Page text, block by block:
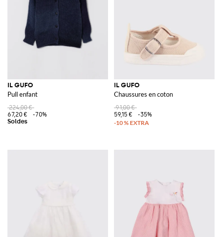
IL GUFO
Pull enfant
224,00 €
67,20 €
-70%
IL GUFO
Chaussures en coton
91,00 €
59,15 €
-35%